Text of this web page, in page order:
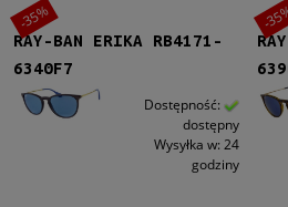
Nowość
nie(20)
RAY-BAN ERIKA RB4171-
6340F7
Dostępność:
dostępny
Wysyłka w: 24
godziny
-35% -